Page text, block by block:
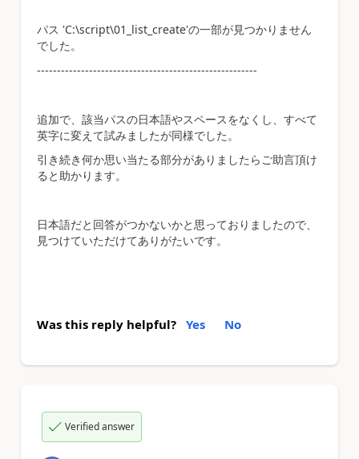
パス 'C:\script\01_list_create'の一部が見つかりません
でした。
-------------------------------------------------------
追加で、該当パスの日本語やスペースをなくし、すべて
英字に変えて試みましたが同様でした。
引き続き何か思い当たる部分がありましたらご助言頂け
ると助かります。
日本語だと回答がつかないかと思っておりましたので、
見つけていただけてありがたいです。
Was this reply helpful? Yes No
Verified answer